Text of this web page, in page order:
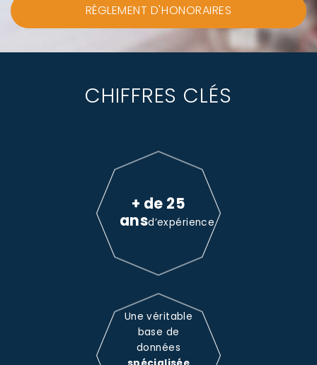
RÈGLEMENT D'HONORAIRES
CHIFFRES CLÉS
+ de 25
ansd’expérience
Une véritable
base de
données